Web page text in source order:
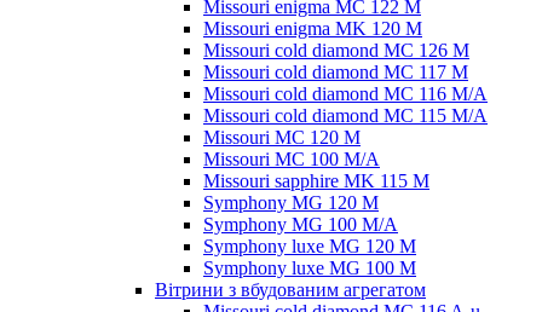
Missouri enigma MC 122 M
Missouri enigma MK 120 M
Missouri cold diamond MC 126 M
Missouri cold diamond MC 117 M
Missouri cold diamond MC 116 M/A
Missouri cold diamond MC 115 M/A
Missouri MC 120 M
Missouri MC 100 M/A
Missouri sapphire MK 115 M
Symphony MG 120 M
Symphony MG 100 M/А
Symphony luxe MG 120 M
Symphony luxe MG 100 M
Вітрини з вбудованим агрегатом